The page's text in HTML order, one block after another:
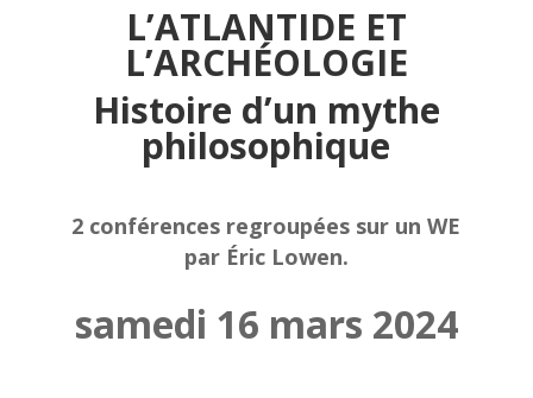
L’ATLANTIDE ET
L’ARCHÉOLOGIE
Histoire d’un mythe
philosophique
2 conférences regroupées sur un WE
par Éric Lowen.
samedi 16 mars 2024